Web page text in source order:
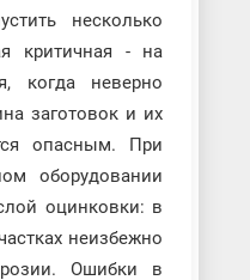
несколько
критичная - на
когда неверно
заготовок и их
опасным. При
оборудовании
оцинковки: в
неизбежно
Ошибки в